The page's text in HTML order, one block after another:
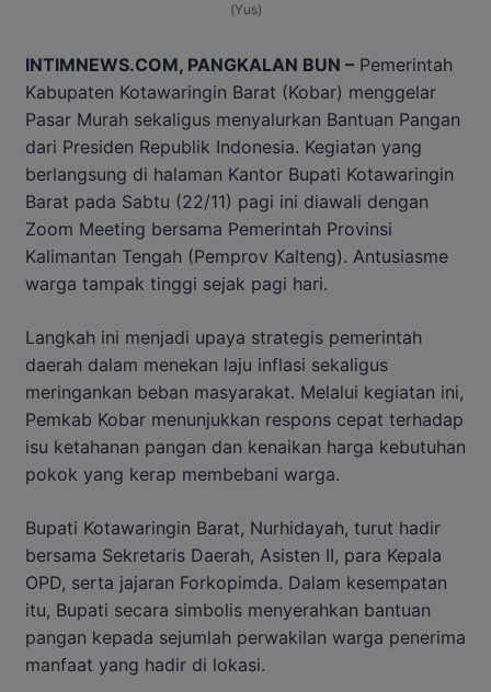
(Yus)
INTIMNEWS.COM, PANGKALAN BUN – Pemerintah
Kabupaten Kotawaringin Barat (Kobar) menggelar
Pasar Murah sekaligus menyalurkan Bantuan Pangan
dari Presiden Republik Indonesia. Kegiatan yang
berlangsung di halaman Kantor Bupati Kotawaringin
Barat pada Sabtu (22/11) pagi ini diawali dengan
Zoom Meeting bersama Pemerintah Provinsi
Kalimantan Tengah (Pemprov Kalteng). Antusiasme
warga tampak tinggi sejak pagi hari.
Langkah ini menjadi upaya strategis pemerintah
daerah dalam menekan laju inflasi sekaligus
meringankan beban masyarakat. Melalui kegiatan ini,
Pemkab Kobar menunjukkan respons cepat terhadap
isu ketahanan pangan dan kenaikan harga kebutuhan
pokok yang kerap membebani warga.
Bupati Kotawaringin Barat, Nurhidayah, turut hadir
bersama Sekretaris Daerah, Asisten II, para Kepala
OPD, serta jajaran Forkopimda. Dalam kesempatan
itu, Bupati secara simbolis menyerahkan bantuan
pangan kepada sejumlah perwakilan warga penerima
manfaat yang hadir di lokasi.